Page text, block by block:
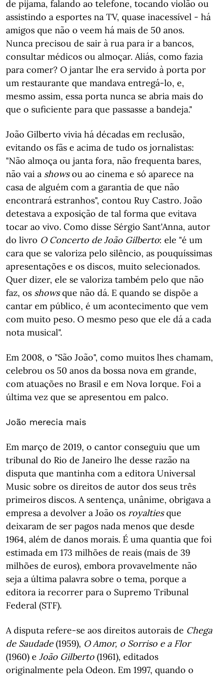
de pijama, falando ao telefone, tocando violão ou
assistindo a esportes na TV, quase inacessível - há
amigos que não o veem há mais de 50 anos.
Nunca precisou de sair à rua para ir a bancos,
consultar médicos ou almoçar. Aliás, como fazia
para comer? O jantar lhe era servido à porta por
um restaurante que mandava entregá-lo, e,
mesmo assim, essa porta nunca se abria mais do
que o suficiente para que passasse a bandeja."
João Gilberto vivia há décadas em reclusão,
evitando os fãs e acima de tudo os jornalistas:
"Não almoça ou janta fora, não frequenta bares,
não vai a showsou ao cinema e só aparece na
casa de alguém com a garantia de que não
encontrará estranhos", contou Ruy Castro. João
detestava a exposição de tal forma que evitava
tocar ao vivo. Como disse Sérgio Sant'Anna, autor
do livro O Concerto de João Gilberto: ele "é um
cara que se valoriza pelo silêncio, as pouquíssimas
apresentações e os discos, muito selecionados.
Quer dizer, ele se valoriza também pelo que não
faz, os showsque não dá. E quando se dispõe a
cantar em público, é um acontecimento que vem
com muito peso. O mesmo peso que ele dá a cada
nota musical".
Em 2008, o "São João", como muitos lhes chamam,
celebrou os 50 anos da bossa nova em grande,
com atuações no Brasil e em Nova Iorque. Foi a
última vez que se apresentou em palco.
João merecia mais
Em março de 2019, o cantor conseguiu que um
tribunal do Rio de Janeiro lhe desse razão na
disputa que mantinha com a editora Universal
Music sobre os direitos de autor dos seus três
primeiros discos. A sentença, unânime, obrigava a
empresa a devolver a João os royaltiesque
deixaram de ser pagos nada menos que desde
1964, além de danos morais. É uma quantia que foi
estimada em 173 milhões de reais (mais de 39
milhões de euros), embora provavelmente não
seja a última palavra sobre o tema, porque a
editora ia recorrer para o Supremo Tribunal
Federal (STF).
A disputa refere-se aos direitos autorais de Chega
de Saudade(1959), O Amor, o Sorriso e a Flor
(1960) e João Gilberto (1961), editados
originalmente pela Odeon. Em 1997, quando o